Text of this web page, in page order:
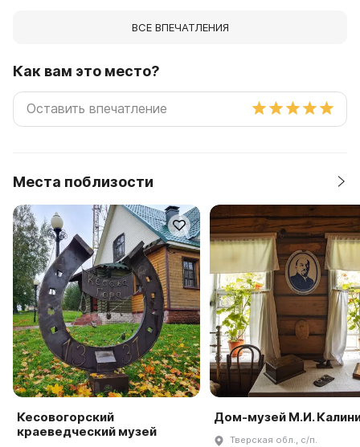
ВСЕ ВПЕЧАТЛЕНИЯ
Как вам это место?
Места поблизости
Кесовогорский
краеведческий музей
Дом-музей М.И.
Тверская обл., с/п.